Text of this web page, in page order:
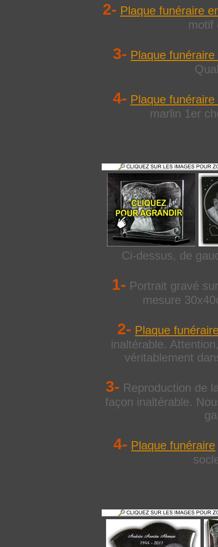
2- Plaque funéraire
motif
3- Plaque
4- Plaque
marlin 1er
Ci-dessus, de
1- Portrait gravé
mesure
2- Plaque
inaltérable.
véritablement
3- Reproduction de
façon inaltérable.
4- Plaque funéraire